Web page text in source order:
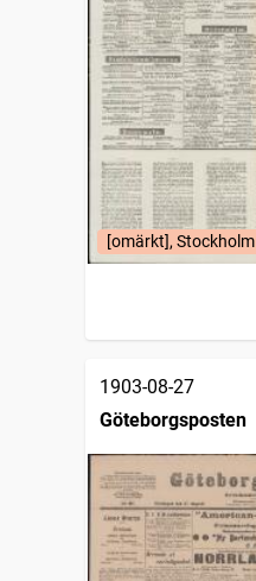
[omärkt], Stockholm
1903-08-27
Göteborgsposten